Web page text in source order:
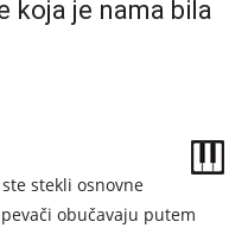
koja je nama bila
stekli osnovne
obučavaju putem